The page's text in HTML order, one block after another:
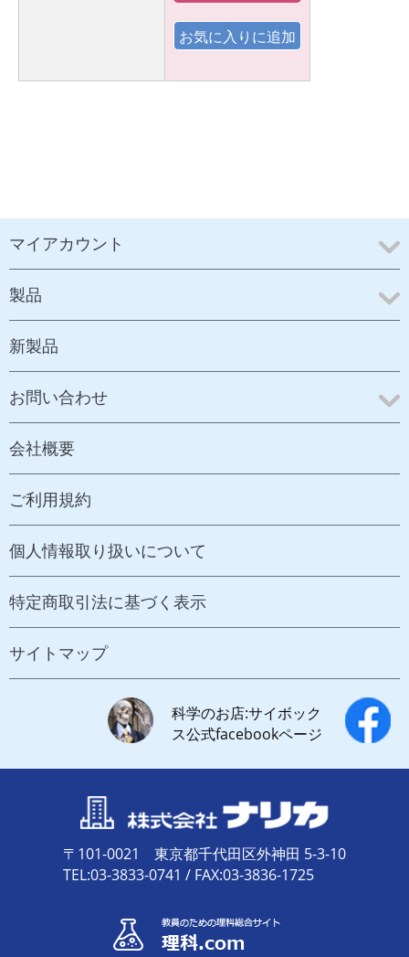
マイアカウント
製品
新製品
お問い合わせ
会社概要
ご利用規約
個人情報取り扱いについて
特定商取引法に基づく表示
サイトマップ
科学のお店:サイボック
ス公式facebookページ
〒101-0021 東京都千代田区外神田 5-3-10
TEL:03-3833-0741 / FAX:03-3836-1725